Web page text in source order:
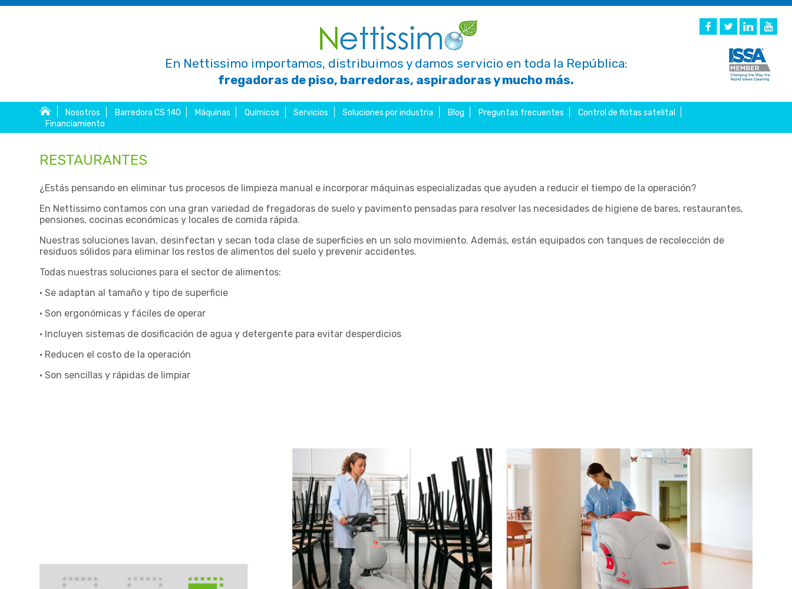
En Nettissimo importamos, distribuimos y damos servicio en toda la República:
fregadoras de piso, barredoras, aspiradoras y mucho más.
Nosotros Barredora CS 140 Máquinas Químicos Servicios Soluciones por industria Blog Preguntas frecuentes
Control de flotas satelital
Financiamiento
RESTAURANTES
¿Estás pensando en eliminar tus procesos de limpieza manual e incorporar máquinas especializadas que ayuden a reducir el tiempo de la operación?
En Nettissimo contamos con una gran variedad de fregadoras de suelo y pavimento pensadas para resolver las necesidades de higiene de bares, restaurantes,
pensiones, cocinas económicas y locales de comida rápida.
Nuestras soluciones lavan, desinfectan y secan toda clase de superficies en un solo movimiento. Además, están equipados con tanques de recolección de
residuos sólidos para eliminar los restos de alimentos del suelo y prevenir accidentes.
Todas nuestras soluciones para el sector de alimentos:
• Se adaptan al tamaño y tipo de superficie
• Son ergonómicas y fáciles de operar
• Incluyen sistemas de dosificación de agua y detergente para evitar desperdicios
• Reducen el costo de la operación
• Son sencillas y rápidas de limpiar